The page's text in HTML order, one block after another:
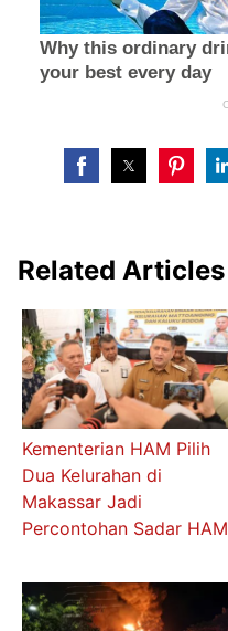
Related Articles
Kementerian HAM Pilih
Dua Kelurahan di
Makassar Jadi
Percontohan Sadar HAM